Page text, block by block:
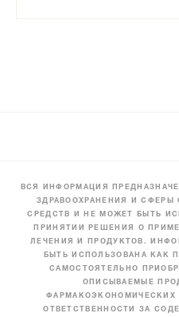
ВСЯ ИНФОРМАЦИЯ
ЗДРАВООХРАНЕНИЯ И СФЕРЫ
СРЕДСТВ И НЕ МОЖЕТ БЫТЬ
ПРИНЯТИИ РЕШЕНИЯ О
ЛЕЧЕНИЯ И ПРОДУКТОВ.
БЫТЬ ИСПОЛЬЗОВАНА КАК
САМОСТОЯТЕЛЬНО
ОПИСЫВАЕМЫЕ
ФАРМАКОЭКОНОМИЧЕСКИХ
ОТВЕТСТВЕННОСТИ ЗА